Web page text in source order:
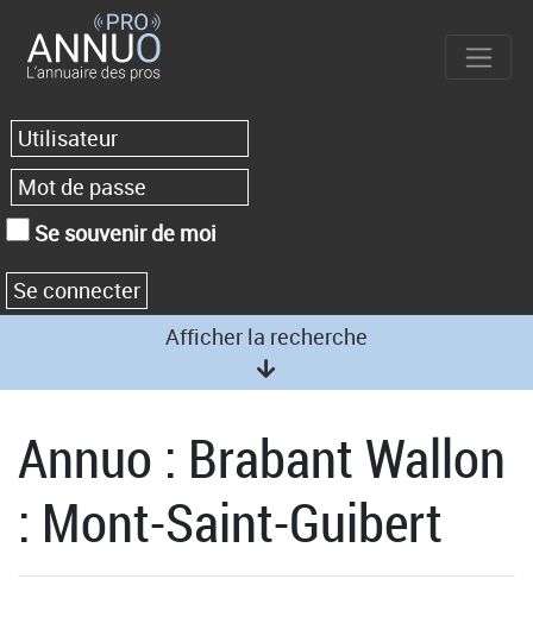
Se souvenir de moi
Afficher la recherche
Annuo : Brabant Wallon
: Mont-Saint-Guibert